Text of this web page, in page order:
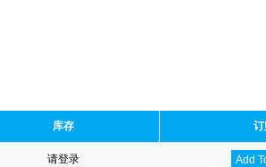
库存
请登录 Add